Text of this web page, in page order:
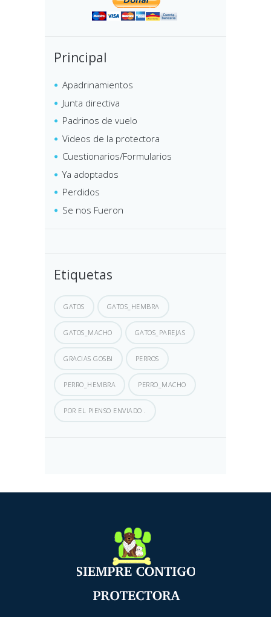
Principal
Apadrinamientos
Junta directiva
Padrinos de vuelo
Videos de la protectora
Cuestionarios/Formularios
Ya adoptados
Perdidos
Se nos Fueron
Etiquetas
GATOS GATOS_HEMBRA
GATOS_MACHO GATOS_PAREJAS
GRACIAS GOSBI PERROS
PERRO_HEMBRA PERRO_MACHO
POR EL PIENSO ENVIADO .